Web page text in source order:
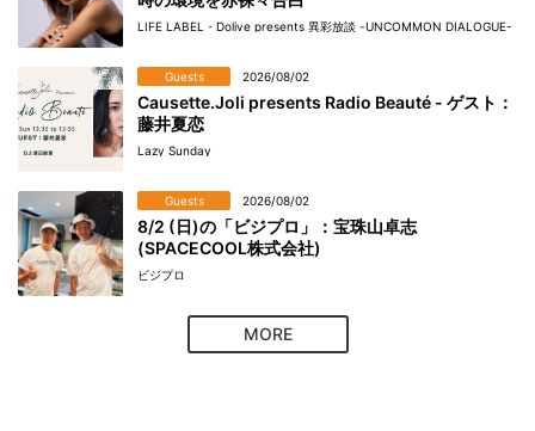
LIFE LABEL・Dolive presents 異彩放談 -UNCOMMON DIALOGUE-
Guests 2026/08/02
Causette.Joli presents Radio Beauté - ゲスト：
藤井夏恋
Lazy Sunday
Guests 2026/08/02
8/2 (日)の「ビジプロ」：宝珠山卓志
(SPACECOOL株式会社)
ビジプロ
MORE